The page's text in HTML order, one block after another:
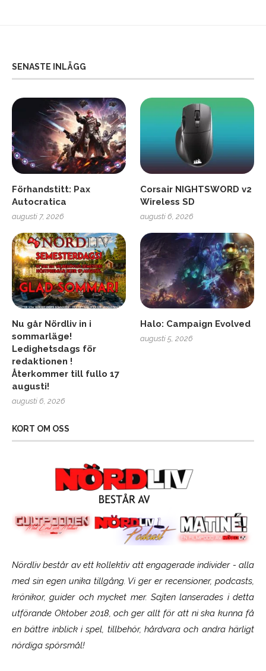
SENASTE INLÄGG
Förhandstitt: Pax
Autocratica
augusti 7, 2026
Corsair NIGHTSWORD v2
Wireless SD
augusti 6, 2026
Nu går Nördliv in i
sommarläge!
Ledighetsdags för
redaktionen !
Återkommer till fullo 17
augusti!
augusti 6, 2026
Halo: Campaign Evolved
augusti 5, 2026
KORT OM OSS
Nördliv består av ett kollektiv att engagerade individer - alla
med sin egen unika tillgång. Vi ger er recensioner, podcasts,
krönikor, guider och mycket mer. Sajten lanserades i detta
utförande Oktober 2018, och ger allt för att ni ska kunna få
en bättre inblick i spel, tillbehör, hårdvara och andra härligt
nördiga spörsmål!